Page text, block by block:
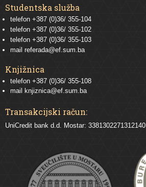
Studentska služba
telefon +387 (0)36/ 355-104
telefon +387 (0)36/ 355-102
telefon +387 (0)36/ 355-103
mail referada@ef.sum.ba
Knjižnica
telefon +387 (0)36/ 355-108
mail
knjiznica@ef.sum.ba
Transakcijski račun:
UniCredit bank d.d. Mostar: 3381302271312140